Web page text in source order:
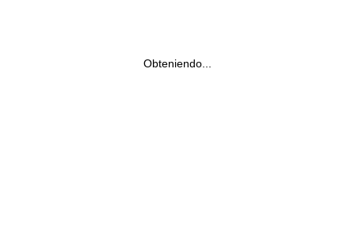
Obteniendo...